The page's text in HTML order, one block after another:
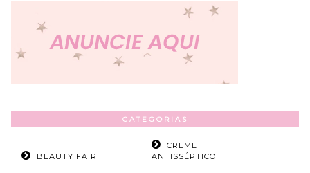
CATEGORIAS
BEAUTY FAIR
CREME
ANTISSÉPTICO